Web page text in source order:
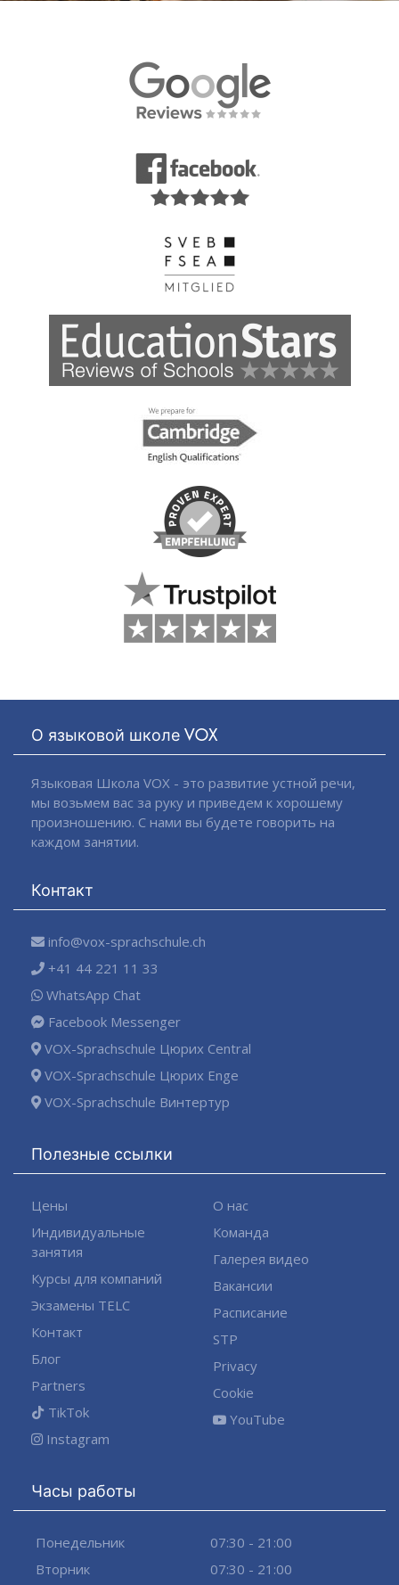
О языковой школе VOX
Языковая Школа VOX - это развитие устной речи,
мы возьмем вас за руку и приведем к хорошему
произношению. С нами вы будете говорить на
каждом занятии.
Контакт
info@vox-sprachschule.ch
+41 44 221 11 33
WhatsApp Chat
Facebook Messenger
VOX-Sprachschule Цюрих Central
VOX-Sprachschule Цюрих Enge
VOX-Sprachschule Винтертур
Полезные ссылки
Цены
Индивидуальные
занятия
Курсы для компаний
Экзамены TELC
Контакт
Блог
Partners
TikTok
Instagram
О нас
Команда
Галерея видео
Вакансии
Расписание
STP
Privacy
Cookie
YouTube
Часы работы
Понедельник
07:30 - 21:00
Вторник
07:30 - 21:00